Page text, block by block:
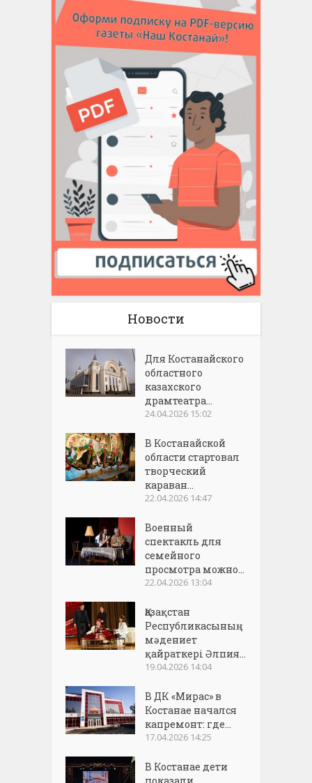
Новости
Для Костанайского
областного
казахского
драмтеатра...
24.04.2026 15:02
В Костанайской
области стартовал
творческий
караван...
22.04.2026 14:47
Военный
спектакль для
семейного
просмотра можно...
22.04.2026 13:04
Қазақстан
Республикасының
мәдениет
қайраткері Әлпия...
19.04.2026 14:04
В ДК «Мирас» в
Костанае начался
капремонт: где...
17.04.2026 14:25
В Костанае дети